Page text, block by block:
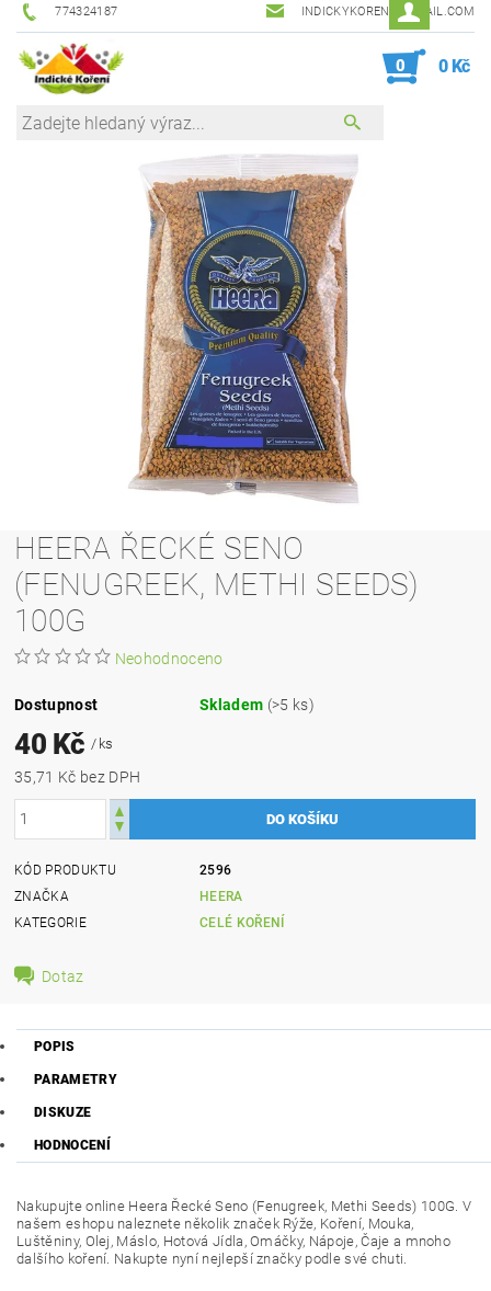
774324187 INDICKYKORENI@GMAIL.COM
0 0 Kč
HEERA ŘECKÉ SENO
(FENUGREEK, METHI SEEDS)
100G
Neohodnoceno
Dostupnost Skladem (>5 ks)
40 Kč/ ks
35,71 Kč bez DPH
KÓD PRODUKTU
2596
ZNAČKA
HEERA
KATEGORIE
CELÉ KOŘENÍ
Dotaz
POPIS
PARAMETRY
DISKUZE
HODNOCENÍ
Nakupujte online Heera Řecké Seno (Fenugreek, Methi Seeds) 100G. V
našem eshopu naleznete několik značek Rýže, Koření, Mouka,
Luštěniny, Olej, Máslo, Hotová Jídla, Omáčky, Nápoje, Čaje a mnoho
dalšího koření. Nakupte nyní nejlepší značky podle své chuti.